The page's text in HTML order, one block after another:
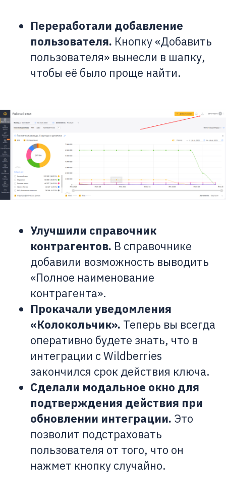
Переработали добавление
пользователя. Кнопку «Добавить
пользователя» вынесли в шапку,
чтобы её было проще найти.
Улучшили справочник
контрагентов. В справочнике
добавили возможность выводить
«Полное наименование
контрагента».
Прокачали уведомления
«Колокольчик». Теперь вы всегда
оперативно будете знать, что в
интеграции с Wildberries
закончился срок действия ключа.
Сделали модальное окно для
подтверждения действия при
обновлении интеграции. Это
позволит подстраховать
пользователя от того, что он
нажмет кнопку случайно.